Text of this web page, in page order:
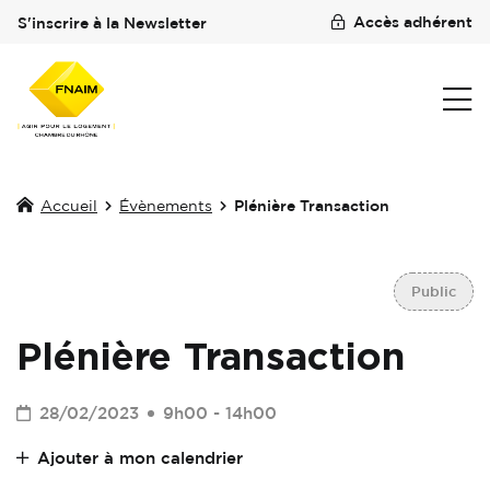
S'inscrire à la Newsletter Accès adhérent
Accueil Évènements Plénière Transaction
Public
Plénière Transaction
28/02/2023 9h00 - 14h00
Ajouter à mon calendrier